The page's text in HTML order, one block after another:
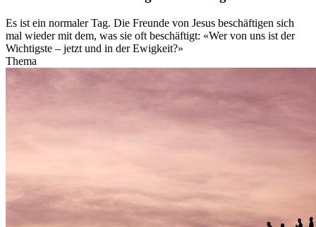
Es ist ein normaler Tag. Die Freunde von Jesus beschäftigen sich
mal wieder mit dem, was sie oft beschäftigt: «Wer von uns ist der
Wichtigste – jetzt und in der Ewigkeit?»
Thema